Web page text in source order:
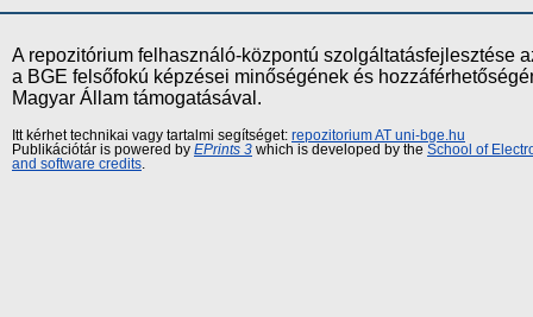
A repozitórium felhasználó-központú szolgáltatásfejlesztése
a BGE felsőfokú képzései minőségének és
Magyar Állam támogatásával.
Itt kérhet technikai vagy tartalmi segítséget: repozitorium AT uni-bge.hu
Publikációtár is powered by EPrints 3 which is developed by the School of
and software credits